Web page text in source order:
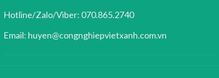
Hotline/Zalo/Viber: 070.865.2740
Email: huyen@congnghiepvietxanh.com.vn